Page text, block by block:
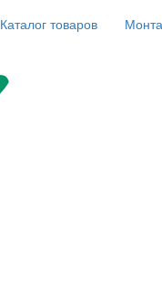
Каталог товаров